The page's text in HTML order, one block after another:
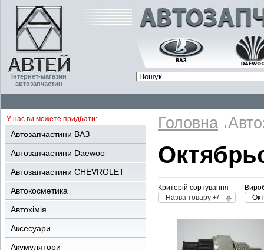
інтернет-магазин
автозапчастин
У нас ви можете придбати:
Автозапчастини ВАЗ
Автозапчастини Daewoo
Автозапчастини CHEVROLET
Автокосметика
Автохімія
Аксесуари
Акумулятори
Головна
Критерій сортування
Назва товару +/-